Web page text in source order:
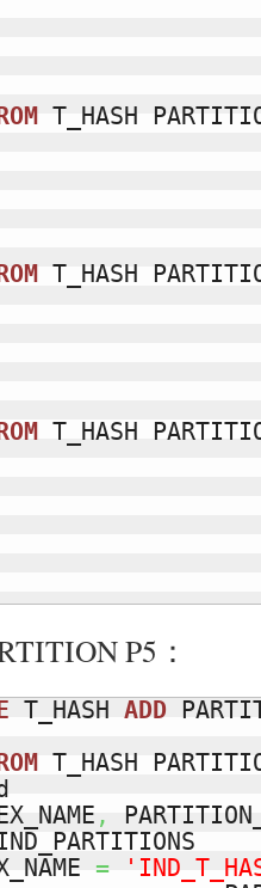
T_HASH
T_HASH
T_HASH
P5：
T_HASH ADD
T_HASH
,
=